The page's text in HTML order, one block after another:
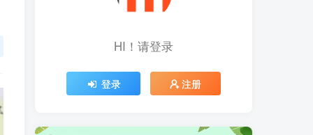
HI！请登录
登录 注册